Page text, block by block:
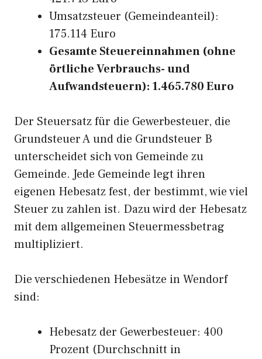
Umsatzsteuer (Gemeindeanteil):
175.114 Euro
Gesamte Steuereinnahmen (ohne
örtliche Verbrauchs- und
Aufwandsteuern): 1.465.780 Euro
Der Steuersatz für die Gewerbesteuer, die
Grundsteuer A und die Grundsteuer B
unterscheidet sich von Gemeinde zu
Gemeinde. Jede Gemeinde legt ihren
eigenen Hebesatz fest, der bestimmt, wie viel
Steuer zu zahlen ist. Dazu wird der Hebesatz
mit dem allgemeinen Steuermessbetrag
multipliziert.
Die verschiedenen Hebesätze in Wendorf
sind:
Hebesatz der Gewerbesteuer: 400
Prozent (Durchschnitt in